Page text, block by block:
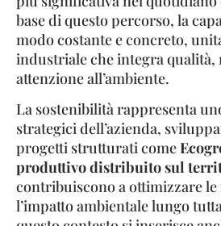
base di questo percorso, la
modo costante e concreto,
industriale che integra qualità,
attenzione all’ambiente.
La sostenibilità rappresenta
strategici dell’azienda,
progetti strutturati come
produttivo distribuito sul
contribuiscono a ottimizzare
l’impatto ambientale lungo